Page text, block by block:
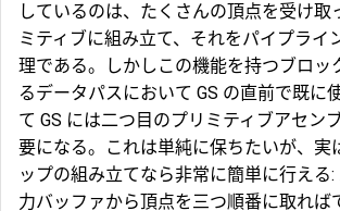
しているのは、たくさんの頂点を受け取
ミティブに組み立て、それをパイプライ
理である。しかしこの機能を持つブロッ
るデータパスにおいて GS の直前で既に
て GS には二つ目のプリミティブアセン
要になる。これは単純に保ちたいが、実
ップの組み立てなら非常に簡単に行える
力バッファから頂点を三つ順番に取れば